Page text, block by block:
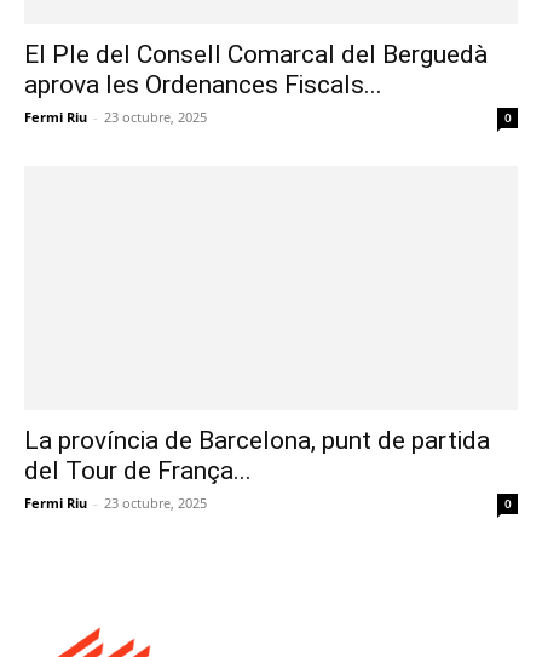
El Ple del Consell Comarcal del Berguedà
aprova les Ordenances Fiscals...
Fermi Riu - 23 octubre, 2025 0
La província de Barcelona, punt de partida
del Tour de França...
Fermi Riu - 23 octubre, 2025 0